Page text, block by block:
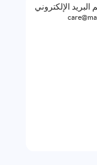
الإلكتروني